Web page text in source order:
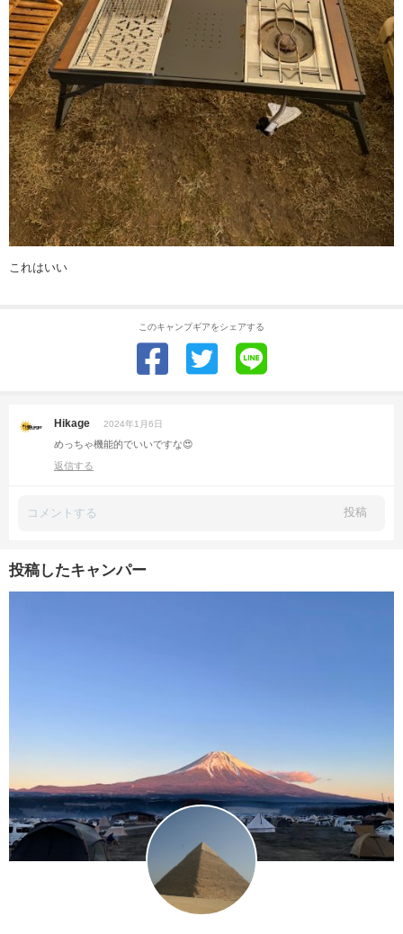
これはいい
このキャンプギアをシェアする
Hikage 2024年1月6日
めっちゃ機能的でいいですな😍
返信する
投稿
投稿したキャンパー